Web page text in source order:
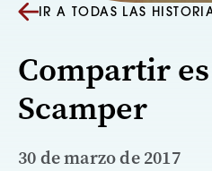
IR A TODAS LAS
Compartir
Scamper
30 de marzo de 2017